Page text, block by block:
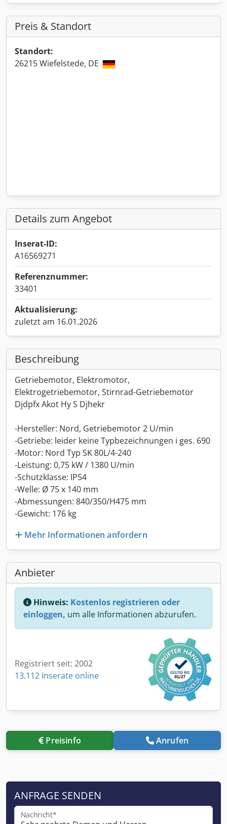
Preis & Standort
Standort:
26215 Wiefelstede, DE
Details zum Angebot
Inserat-ID:
A16569271
Referenznummer:
33401
Aktualisierung:
zuletzt am 16.01.2026
Beschreibung
Getriebemotor, Elektromotor,
Elektrogetriebemotor, Stirnrad-Getriebemotor
Djdpfx Akot Hy S Djhekr
-Hersteller: Nord, Getriebemotor 2 U/min
-Getriebe: leider keine Typbezeichnungen i ges. 690
-Motor: Nord Typ SK 80L/4-240
-Leistung: 0,75 kW / 1380 U/min
-Schutzklasse: IP54
-Welle: Ø 75 x 140 mm
-Abmessungen: 840/350/H475 mm
-Gewicht: 176 kg
Mehr Informationen anfordern
Anbieter
Hinweis: Kostenlos registrieren oder
einloggen, um alle Informationen abzurufen.
Registriert seit: 2002
13.112 Inserate online
Preisinfo Anrufen
ANFRAGE SENDEN
Nachricht*